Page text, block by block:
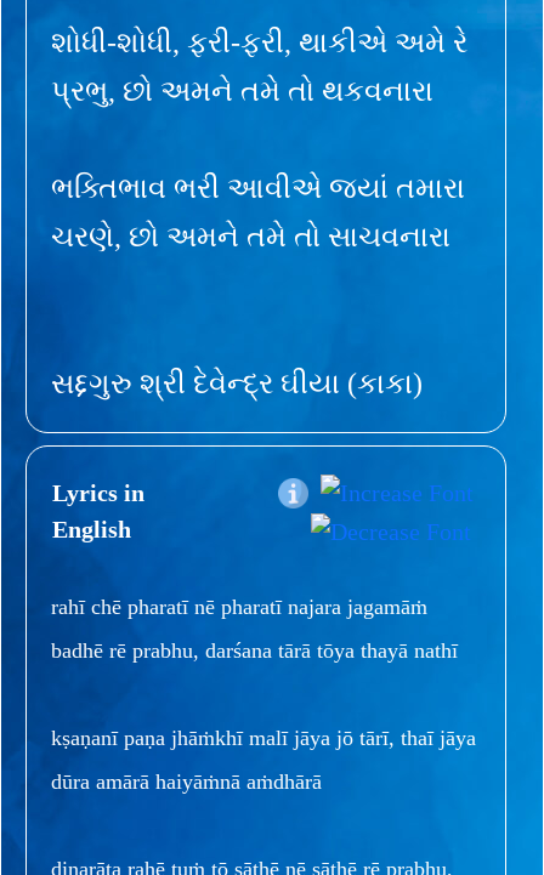
શોધી-શોધી, ફરી-ફરી, થાકીએ અમે રે
પ્રભુ, છો અમને તમે તો થકવનારા
ભક્તિભાવ ભરી આવીએ જ્યાં તમારા
ચરણે, છો અમને તમે તો સાચવનારા
સદ્દગુરુ શ્રી દેવેન્દ્ર ઘીયા (કાકા)
Lyrics in
English
rahī chē pharatī nē pharatī najara jagamāṁ
badhē rē prabhu, darśana tārā tōya thayā nathī
kṣaṇanī paṇa jhāṁkhī malī jāya jō tārī, thaī jāya
dūra amārā haiyāṁnā aṁdhārā
dinarāta rahē tuṁ tō sāthē nē sāthē rē prabhu,